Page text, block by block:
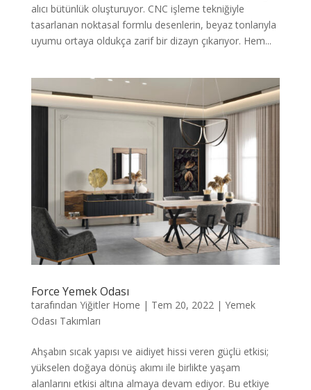
alıcı bütünlük oluşturuyor. CNC işleme tekniğiyle
tasarlanan noktasal formlu desenlerin, beyaz tonlarıyla
uyumu ortaya oldukça zarif bir dizayn çıkarıyor. Hem...
Force Yemek Odası
tarafından Yiğitler Home | Tem 20, 2022 | Yemek
Odası Takımları
Ahşabın sıcak yapısı ve aidiyet hissi veren güçlü etkisi;
yükselen doğaya dönüş akımı ile birlikte yaşam
alanlarını etkisi altına almaya devam ediyor. Bu etkiye